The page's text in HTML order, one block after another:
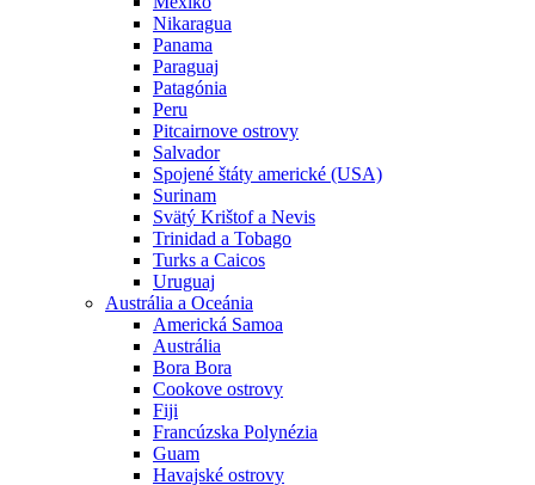
Nikaragua
Panama
Paraguaj
Patagónia
Peru
Pitcairnove ostrovy
Salvador
Spojené štáty americké (USA)
Surinam
Svätý Krištof a Nevis
Trinidad a Tobago
Turks a Caicos
Uruguaj
Austrália a Oceánia
Americká Samoa
Austrália
Bora Bora
Cookove ostrovy
Fiji
Francúzska Polynézia
Guam
Havajské ostrovy